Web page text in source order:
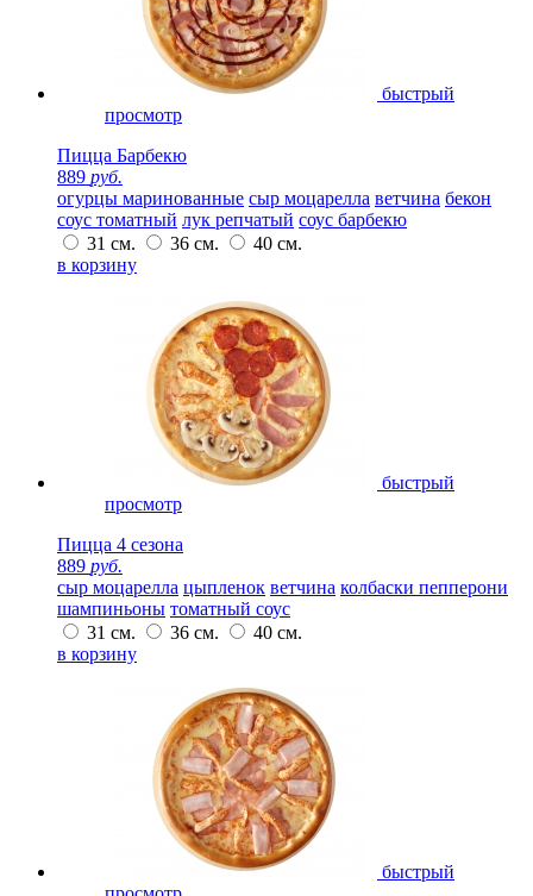
быстрый
просмотр
Пицца Барбекю
889 руб.
огурцы маринованные сыр моцарелла ветчина бекон
соус томатный лук репчатый соус барбекю
31 см.
36 см.
40 см.
в корзину
быстрый
просмотр
Пицца 4 сезона
889 руб.
сыр моцарелла цыпленок ветчина колбаски пепперони
шампиньоны томатный соус
31 см.
36 см.
40 см.
в корзину
быстрый